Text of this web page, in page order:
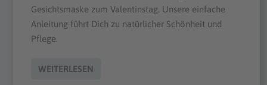
Gesichtsmaske zum Valentinstag. Unsere einfache
Anleitung führt Dich zu natürlicher Schönheit und
Pflege.
WEITERLESEN